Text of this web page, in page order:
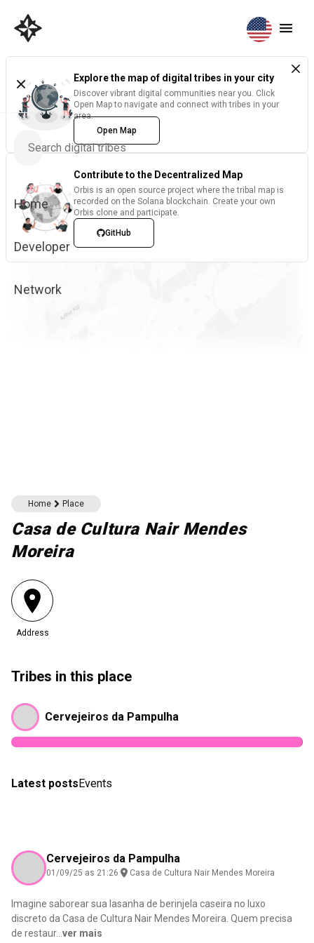
Home
Developer
Network
Explore the map of digital tribes in your city
Discover vibrant digital communities near you. Click
Open Map to navigate and connect with tribes in your
area.
Open Map
Contribute to the Decentralized Map
Orbis is an open source project where the tribal map is
recorded on the Solana blockchain. Create your own
Orbis clone and participate.
GitHub
Home Place
Casa de Cultura Nair Mendes
Moreira
Address
Tribes in this place
Cervejeiros da Pampulha
Latest postsEvents
Cervejeiros da Pampulha
01/09/25 as 21:26 Casa de Cultura Nair Mendes Moreira
Imagine saborear sua lasanha de berinjela caseira no luxo
discreto da Casa de Cultura Nair Mendes Moreira. Quem precisa
de restaur... ver mais